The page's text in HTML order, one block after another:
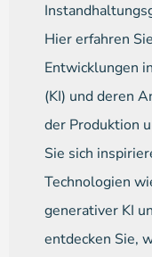
Hier erfahren
Entwicklungen
(KI) und deren
der Produktion
Sie sich
Technologien
generativer KI
entdecken Sie,